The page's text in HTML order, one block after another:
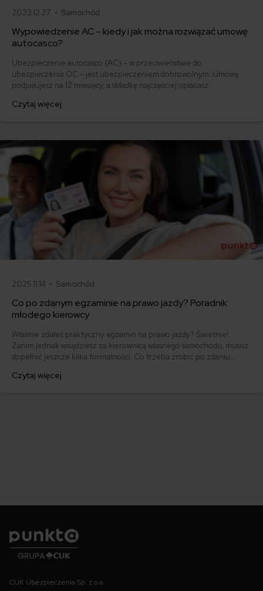
2023.12.27 • Samochód
Wypowiedzenie AC – kiedy i jak można rozwiązać umowę
autocasco?
Ubezpieczenie autocasco (AC) – w przeciwieństwie do
ubezpieczenia OC – jest ubezpieczeniem dobrowolnym. Umowę
podpisujesz na 12 miesięcy, a składkę najczęściej opłacasz
ofertę lub zdecydowałeś się sprzedać samochód w trakcie trwania
Czytaj więcej
2025.11.14 • Samochód
Co po zdanym egzaminie na prawo jazdy? Poradnik
młodego kierowcy
Właśnie zdałeś praktyczny egzamin na prawo jazdy? Świetnie!
Zanim jednak wsiądziesz za kierownicą własnego samochodu, musisz
dopełnić jeszcze kilka formalności. Co trzeba zrobić po zdaniu
którym szybko załatwisz sprawy urzędowe i będziesz mógł prowadzić
Czytaj więcej
CUK Ubezpieczenia Sp. z o.o.